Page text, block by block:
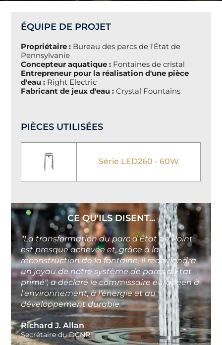
ÉQUIPE DE PROJET
Propriétaire : Bureau des parcs de l'État de
Pennsylvanie
Concepteur aquatique : Fontaines de cristal
Entrepreneur pour la réalisation d'une pièce
d'eau : Right Electric
Fabricant de jeux d'eau :Crystal Fountains
PIÈCES UTILISÉES
Série LED260 - 60W
CE QU'ILS DISENT...
"La transformation du parc d'État de Point
est presque achevée et, grâce à la
reconstruction de la fontaine, il redeviendra
un joyau de notre système de parcs d'État
primé", a déclaré le commissaire européen à
l'environnement, à l'énergie et au
développement durable.
Richard J. Allan
Secrétaire du DCNR